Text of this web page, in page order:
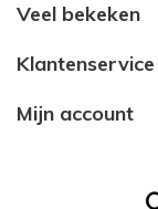
Veel bekeken
Klantenservice
Mijn account